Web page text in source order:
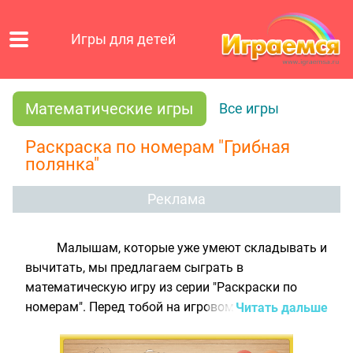
Игры для детей
Математические игры Все игры
Раскраска по номерам "Грибная
полянка"
Реклама
Малышам, которые уже умеют складывать и
вычитать, мы предлагаем сыграть в
математическую игру из серии "Раскраски по
номерам". Перед тобой на игровом поле
участках которой написаны различные
Читать дальше